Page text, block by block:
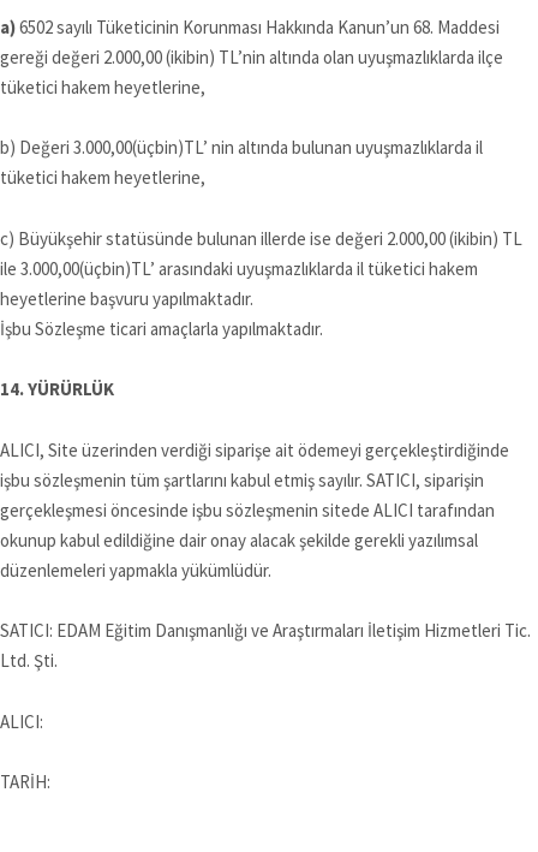
a)6502 sayılı Tüketicinin Korunması Hakkında Kanun’un 68. Maddesi
gereği değeri 2.000,00 (ikibin) TL’nin altında olan uyuşmazlıklarda ilçe
tüketici hakem heyetlerine,
b) Değeri 3.000,00(üçbin)TL’ nin altında bulunan uyuşmazlıklarda il
tüketici hakem heyetlerine,
c) Büyükşehir statüsünde bulunan illerde ise değeri 2.000,00 (ikibin) TL
ile 3.000,00(üçbin)TL’ arasındaki uyuşmazlıklarda il tüketici hakem
heyetlerine başvuru yapılmaktadır.
İşbu Sözleşme ticari amaçlarla yapılmaktadır.
14. YÜRÜRLÜK
ALICI, Site üzerinden verdiği siparişe ait ödemeyi gerçekleştirdiğinde
işbu sözleşmenin tüm şartlarını kabul etmiş sayılır. SATICI, siparişin
gerçekleşmesi öncesinde işbu sözleşmenin sitede ALICI tarafından
okunup kabul edildiğine dair onay alacak şekilde gerekli yazılımsal
düzenlemeleri yapmakla yükümlüdür.
SATICI: EDAM Eğitim Danışmanlığı ve Araştırmaları İletişim Hizmetleri Tic.
Ltd. Şti.
ALICI:
TARİH: